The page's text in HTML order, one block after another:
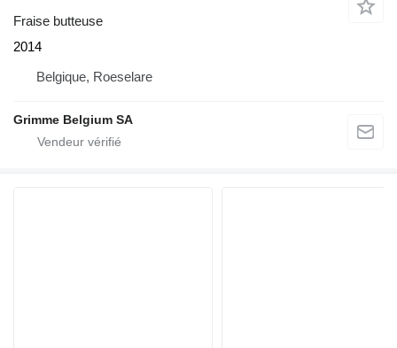
Fraise butteuse
2014
Belgique, Roeselare
Grimme Belgium SA